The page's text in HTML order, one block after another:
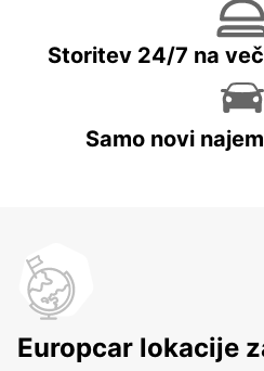
Storitev 24/7 na
Samo novi
Europcar lokacije